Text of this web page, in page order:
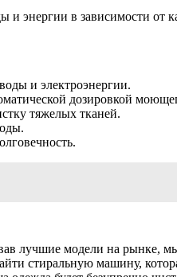
энергии в зависимости от
и электроэнергии.
дозировкой
тяжелых тканей.
лучшие модели на рынке, мы
стиральную машину,